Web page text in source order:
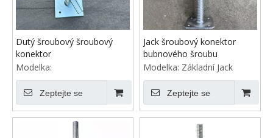
Dutý šroubový šroubový
konektor
Modelka:
Zeptejte se
Jack šroubový konektor
bubnového šroubu
Modelka: Základní Jack
Zeptejte se